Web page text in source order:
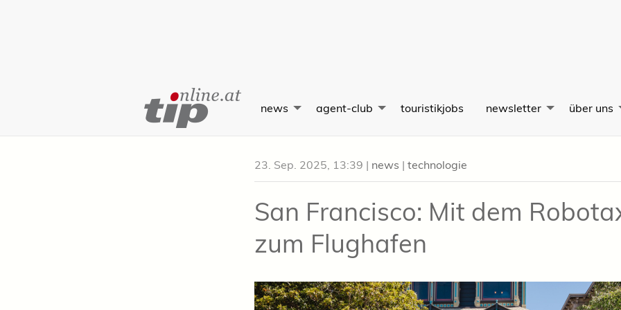
Content
news agent-club touristikjobs newsletter über uns
23. Sep. 2025, 13:39 | news | technologie
San Francisco: Mit dem
zum Flughafen